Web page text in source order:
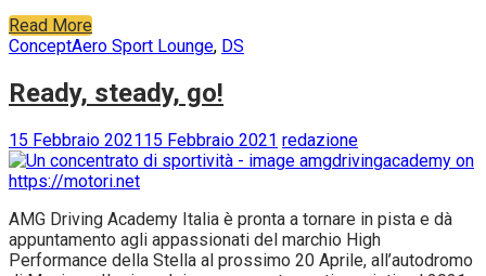
Read More
ConceptAero Sport Lounge, DS
Ready, steady, go!
15 Febbraio 2021 15 Febbraio 2021 redazione
AMG Driving Academy Italia è pronta a tornare in pista e dà
appuntamento agli appassionati del marchio High
Performance della Stella al prossimo 20 Aprile, all’autodromo